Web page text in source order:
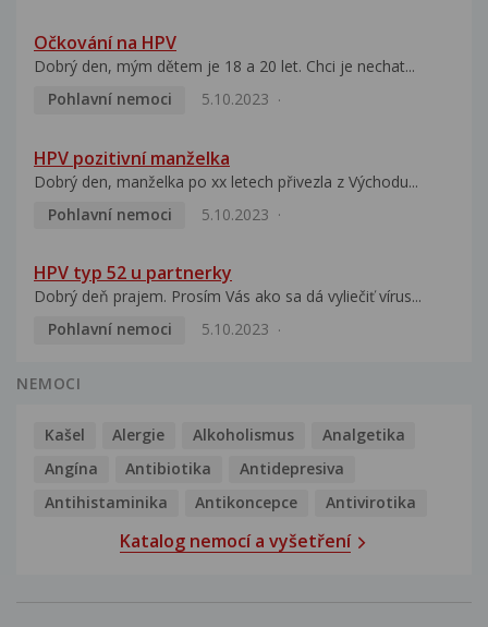
Očkování na HPV
Dobrý den, mým dětem je 18 a 20 let. Chci je nechat...
Pohlavní nemoci
5.10.2023
HPV pozitivní manželka
Dobrý den, manželka po xx letech přivezla z Východu...
Pohlavní nemoci
5.10.2023
HPV typ 52 u partnerky
Dobrý deň prajem. Prosím Vás ako sa dá vyliečiť vírus...
Pohlavní nemoci
5.10.2023
NEMOCI
Kašel Alergie Alkoholismus
Analgetika
Angína
Antibiotika
Antidepresiva
Antihistaminika
Antikoncepce Antivirotika
Katalog nemocí a vyšetření